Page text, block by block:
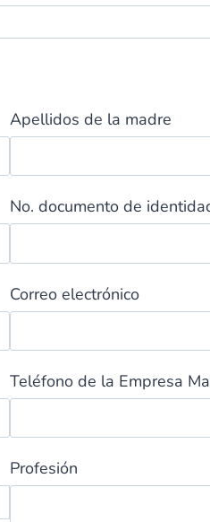
Apellidos de la madre
No. documento de
Correo electrónico
Teléfono de la Empresa
Profesión